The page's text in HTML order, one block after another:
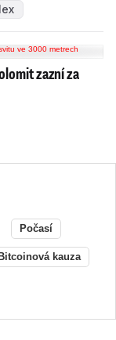
zazní za
Počasí
Bitcoinová kauza